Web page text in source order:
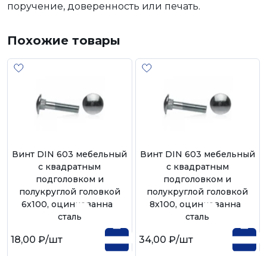
поручение, доверенность или печать.
Похожие товары
Винт DIN 603 мебельный
с квадратным
подголовком и
полукруглой головкой
6х100, оцинкованная
сталь
18,00 ₽/шт
Винт DIN 603 мебельный
с квадратным
подголовком и
полукруглой головкой
8х100, оцинкованная
сталь
34,00 ₽/шт